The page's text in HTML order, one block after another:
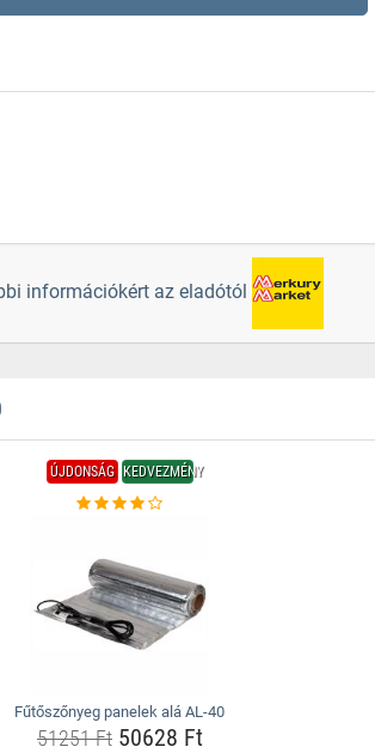
információkért az eladótól
ÚJDONSÁG KEDVEZMÉNY
Fűtőszőnyeg panelek alá AL-40
51251 Ft50628 Ft